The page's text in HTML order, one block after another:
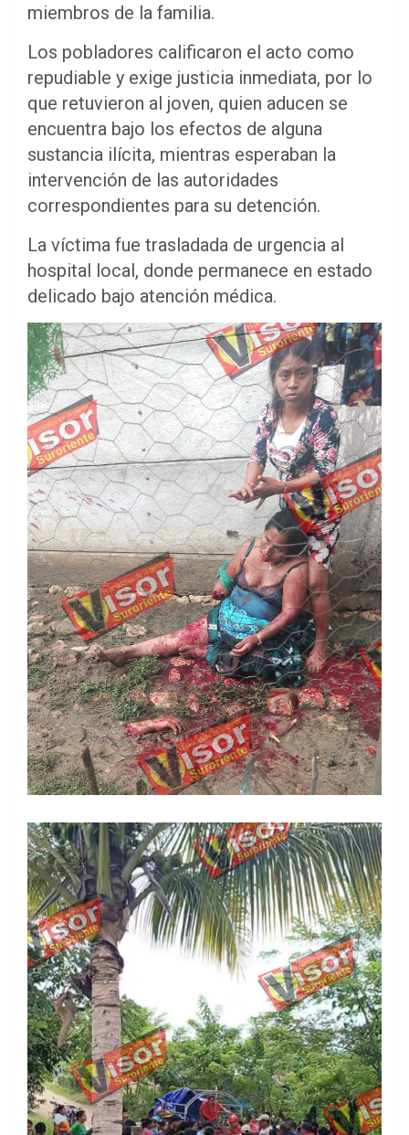
miembros de la familia.
Los pobladores calificaron el acto como
repudiable y exige justicia inmediata, por lo
que retuvieron al joven, quien aducen se
encuentra bajo los efectos de alguna
sustancia ilícita, mientras esperaban la
intervención de las autoridades
correspondientes para su detención.
La víctima fue trasladada de urgencia al
hospital local, donde permanece en estado
delicado bajo atención médica.